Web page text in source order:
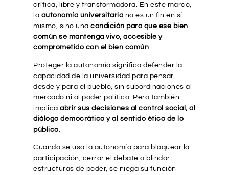
crítica, libre y transformadora. En este marco,
la autonomía universitaria no es un fin en sí
mismo, sino una condición para que ese bien
común se mantenga vivo, accesible y
comprometido con el bien común
Proteger la autonomía significa defender la
capacidad de la universidad para pensar
desde y para el pueblo, sin subordinaciones al
mercado ni al poder político. Pero también
implica abrir sus decisiones al control social, al
diálogo democrático y al sentido ético de lo
público
Cuando se usa la autonomía para bloquear la
participación, cerrar el debate o blindar
estructuras de poder, se niega su función